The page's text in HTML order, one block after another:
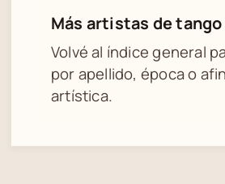
Más artistas de tango
Volvé al índice general
por apellido, época o
artística.